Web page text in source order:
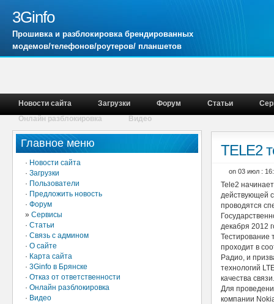
3Ginfo
Прошивка и разблокировка брендированных
модемов/телефонов/роутеров/ планшетов
Новости сайта Загрузки Форум Статьи
Онлайн разблокировка
Видео
Главное меню
· Новости сайта
· Загрузки
· Пользователи
· Предложить новость
· Форум
» Сервисы
· Статьи
· Связь с админом
· О сайте
· Карта сайта
· 3Ginfo в Брянске
· Отказ от ответственности
· Онлайн разблокировка
· Видео
TELE2
on 03 июл :
Tele2
действующей
проводятся
декабря 2012
Тестирование
проходит в
Радио, и
технологий
качества связи.
Для
компании